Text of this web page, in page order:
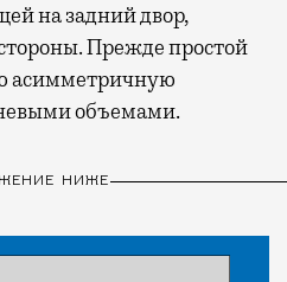
на задний двор,
Прежде простой
асимметричную
объемами.
НИЖЕ